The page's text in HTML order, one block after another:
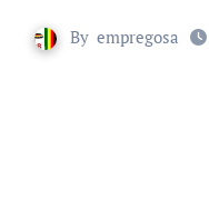
By empregosa